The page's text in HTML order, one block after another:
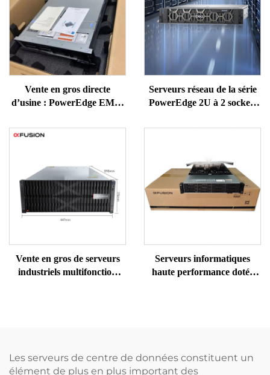
Vente en gros directe
d’usine : PowerEdge EMC,
1U/2U, serveurs NAS et
R660, R760 et R770
Serveurs réseau de la série
PowerEdge 2U à 2 sockets
R730, R740, R750, R760XS,
ordinateur avec processeur
EPYC
Vente en gros de serveurs
industriels multifonction
profond, serveurs Xeon
Serveurs informatiques
haute performance dotés
Go de mémoire RAM,
performances élevées en
Les serveurs de centre de données constituent un
élément de plus en plus important des